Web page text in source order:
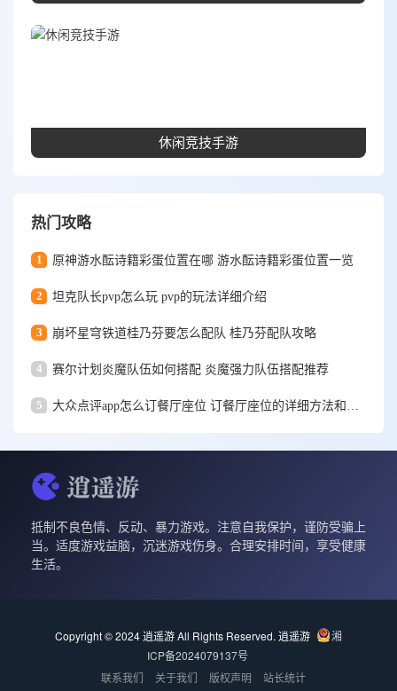
休闲竞技手游
热门攻略
1 原神游水酝诗籍彩蛋位置在哪 游水酝诗籍彩蛋位置一览
2 坦克队长pvp怎么玩 pvp的玩法详细介绍
3 崩坏星穹铁道桂乃芬要怎么配队 桂乃芬配队攻略
4 赛尔计划炎魔队伍如何搭配 炎魔强力队伍搭配推荐
5
抵制不良色情、反动、暴力游戏。注意自我保护，谨防受骗上
当。适度游戏益脑，沉迷游戏伤身。合理安排时间，享受健康
生活。
Copyright © 2024 逍遥游 All Rights Reserved. 逍遥游
湘
ICP备2024079137号
联系我们
关于我们 版权声明 站长统计